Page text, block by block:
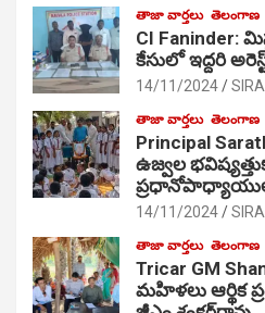
తాజా వార్తలు తెలంగాణ
CI Faninder:
కేసులో ఇద్దరి
14/11/2024
తాజా వార్తలు తెలంగాణ
Principal
ఉజ్వల
14/11/2024
తాజా వార్తలు తెలంగాణ
Tricar GM
మహిళలు ఆర్థిక